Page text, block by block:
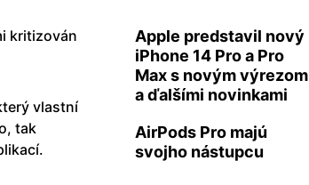
kritizován
vlastní
tak
Apple predstavil nový
iPhone 14 Pro a Pro
Max s novým výrezom
a ďalšími novinkami
AirPods Pro majú
svojho nástupcu